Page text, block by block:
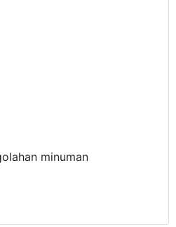
minuman